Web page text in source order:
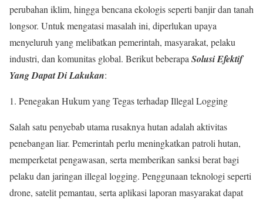
perubahan iklim, hingga bencana ekologis seperti banjir dan tanah
longsor. Untuk mengatasi masalah ini, diperlukan upaya
menyeluruh yang melibatkan pemerintah, masyarakat, pelaku
industri, dan komunitas global. Berikut beberapaSolusi Efektif
Yang Dapat Di Lakukan:
Penegakan Hukum yang Tegas terhadap Illegal Logging
Salah satu penyebab utama rusaknya hutan adalah aktivitas
penebangan liar. Pemerintah perlu meningkatkan patroli hutan,
memperketat pengawasan, serta memberikan sanksi berat bagi
pelaku dan jaringan illegal logging. Penggunaan teknologi seperti
drone, satelit pemantau, serta aplikasi laporan masyarakat dapat